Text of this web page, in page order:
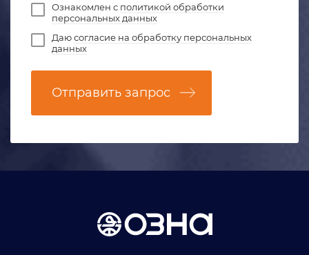
Ознакомлен с политикой обработки
персональных данных
Даюсогласие на обработку персональных
данных
Отправить запрос